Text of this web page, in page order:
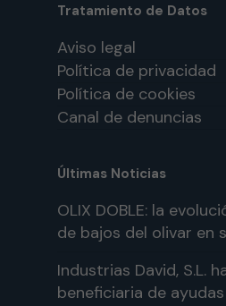
Tratamiento de Datos
Aviso legal
Política de privacidad
Política de cookies
Canal de denuncias
Últimas Noticias
OLIX DOBLE: la
de bajos del olivar en
Industrias David, S.L.
beneficiaria de ayudas